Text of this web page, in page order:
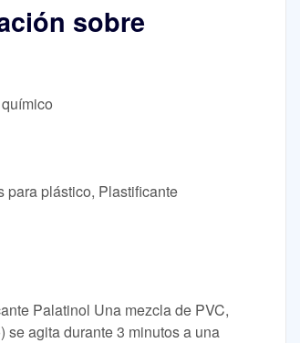
sobre
para plástico, Plastificante
Palatinol Una mezcla de PVC,
se agita durante 3 minutos a una